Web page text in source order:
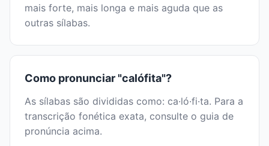
mais forte, mais longa e mais aguda que as
outras sílabas.
Como pronunciar "calófita"?
As sílabas são divididas como: ca·ló·fi·ta. Para a
transcrição fonética exata, consulte o guia de
pronúncia acima.